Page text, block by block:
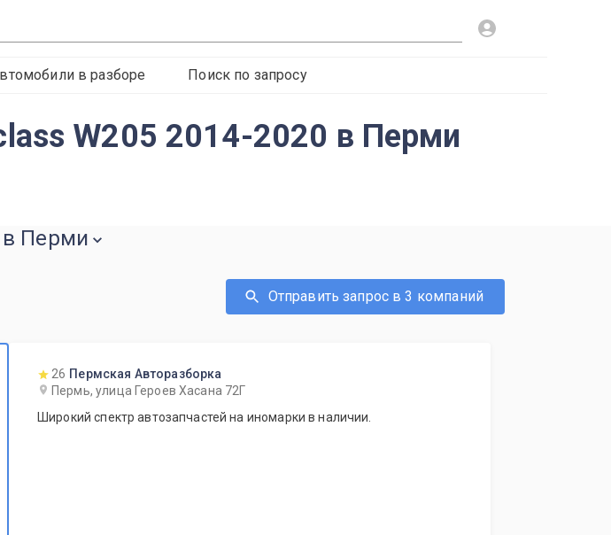
в разборе Поиск по запросу
W205 2014-2020 в Перми
в Перми
Отправить запрос в 3 компаний
26 Пермская Авторазборка
Пермь, улица Героев Хасана 72Г
Широкий спектр автозапчастей на иномарки в наличии.